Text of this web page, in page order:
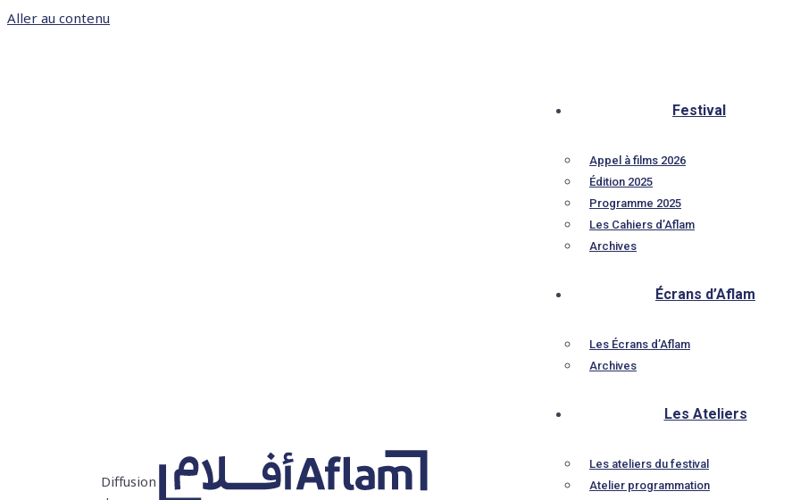
Aller au contenu
Diffusion
Festival
Appel à films 2026
Édition 2025
Programme 2025
Les Cahiers d’Aflam
Archives
Écrans d’Aflam
Les Écrans d’Aflam
Archives
Les Ateliers
Les ateliers du festival
Atelier programmation